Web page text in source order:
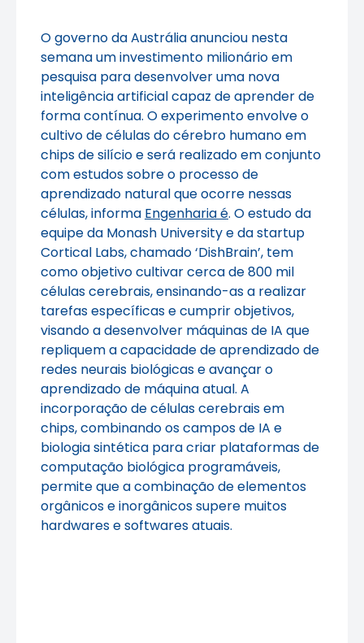
O governo da Austrália anunciou nesta
semana um investimento milionário em
pesquisa para desenvolver uma nova
inteligência artificial capaz de aprender de
forma contínua. O experimento envolve o
cultivo de células do cérebro humano em
chips de silício e será realizado em conjunto
com estudos sobre o processo de
aprendizado natural que ocorre nessas
células, informa Engenharia é. O estudo da
equipe da Monash University e da startup
Cortical Labs, chamado ‘DishBrain’, tem
como objetivo cultivar cerca de 800 mil
células cerebrais, ensinando-as a realizar
tarefas específicas e cumprir objetivos,
visando a desenvolver máquinas de IA que
repliquem a capacidade de aprendizado de
redes neurais biológicas e avançar o
aprendizado de máquina atual. A
incorporação de células cerebrais em
chips, combinando os campos de IA e
biologia sintética para criar plataformas de
computação biológica programáveis,
permite que a combinação de elementos
orgânicos e inorgânicos supere muitos
hardwares e softwares atuais.